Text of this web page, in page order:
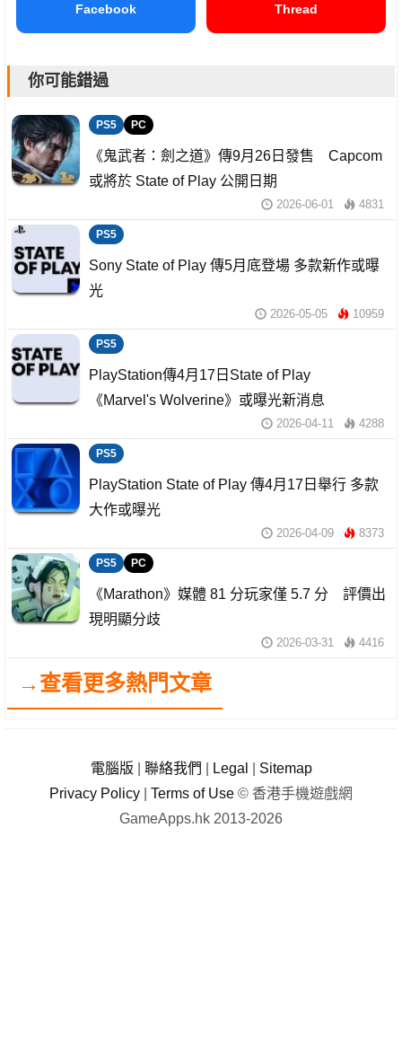
Facebook Thread
你可能錯過
PS5 PC
《鬼武者：劍之道》傳9月26日發售 Capcom
或將於 State of Play 公開日期
2026-06-01 4831
PS5
Sony State of Play 傳5月底登場 多款新作或曝
光
2026-05-05 10959
PS5
PlayStation傳4月17日State of Play
《Marvel's Wolverine》或曝光新消息
2026-04-11 4288
PS5
PlayStation State of Play 傳4月17日舉行 多款
大作或曝光
2026-04-09 8373
PS5 PC
《Marathon》媒體 81 分玩家僅 5.7 分 評價出
現明顯分歧
2026-03-31 4416
→查看更多熱門文章
電腦版 聯絡我們 Legal
Sitemap
Privacy Policy
Terms of Use © 香港手機遊戲網
GameApps.hk 2013-2026